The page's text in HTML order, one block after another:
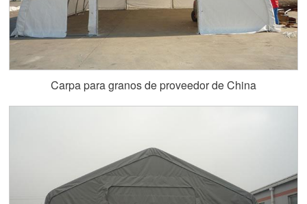
Carpa para granos de proveedor de China